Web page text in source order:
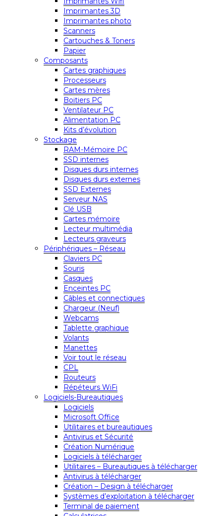
Imprimantes 3D
Imprimantes photo
Scanners
Cartouches & Toners
Papier
Composants
Cartes graphiques
Processeurs
Cartes mères
Boitiers PC
Ventilateur PC
Alimentation PC
Kits d’évolution
Stockage
RAM-Mémoire PC
SSD internes
Disques durs internes
Disques durs externes
SSD Externes
Serveur NAS
Clé USB
Cartes mémoire
Lecteur multimédia
Lecteurs graveurs
Périphériques – Réseau
Claviers PC
Souris
Casques
Enceintes PC
Câbles et connectiques
Chargeur (Neuf)
Webcams
Tablette graphique
Volants
Manettes
Voir tout le réseau
CPL
Routeurs
Répéteurs WiFi
Logiciels-Bureautiques
Logiciels
Microsoft Office
Utilitaires et bureautiques
Antivirus et Sécurité
Création Numérique
Logiciels à télécharger
Utilitaires – Bureautiques à télécharger
Antivirus à télécharger
Création – Design à télécharger
Systèmes d’exploitation à télécharger
Terminal de paiement